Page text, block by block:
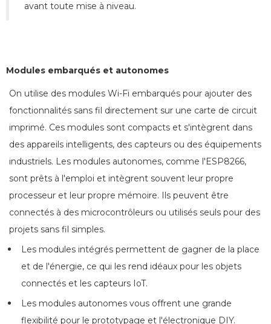
avant toute mise à niveau.
Modules embarqués et autonomes
On utilise des modules Wi-Fi embarqués pour ajouter des
fonctionnalités sans fil directement sur une carte de circuit
imprimé. Ces modules sont compacts et s'intègrent dans
des appareils intelligents, des capteurs ou des équipements
industriels. Les modules autonomes, comme l'ESP8266,
sont prêts à l'emploi et intègrent souvent leur propre
processeur et leur propre mémoire. Ils peuvent être
connectés à des microcontrôleurs ou utilisés seuls pour des
projets sans fil simples.
Les modules intégrés permettent de gagner de la place
et de l'énergie, ce qui les rend idéaux pour les objets
connectés et les capteurs IoT.
Les modules autonomes vous offrent une grande
flexibilité pour le prototypage et l'électronique DIY.